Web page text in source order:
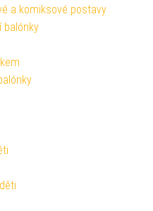
a komiksové postavy
balónky